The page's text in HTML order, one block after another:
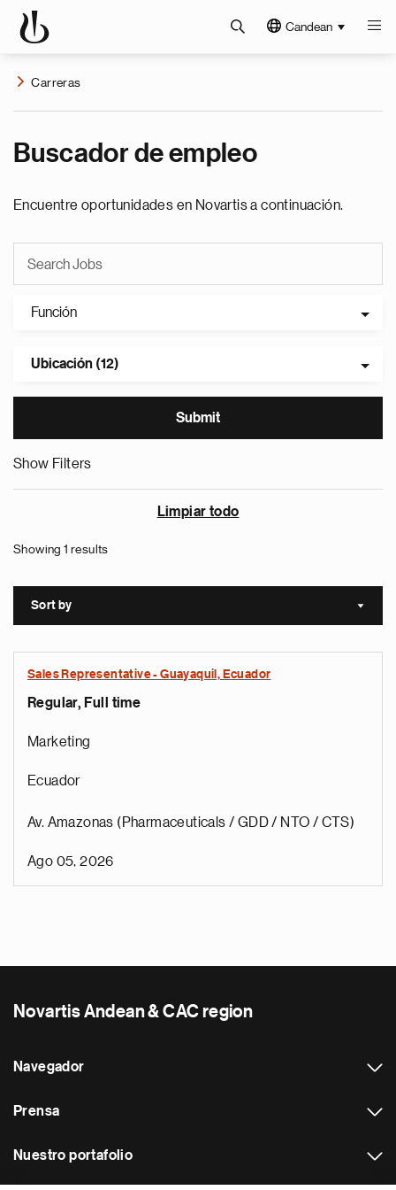
Candean
Carreras
Buscador de empleo
Encuentre oportunidades en Novartis a continuación.
Función
Ubicación (12)
Show Filters
Limpiar todo
Showing 1 results
Sort by Sort
Sales Representative - Guayaquil, Ecuador
Regular, Full time
Marketing
Ecuador
Av. Amazonas (Pharmaceuticals / GDD / NTO / CTS)
Ago 05, 2026
Novartis Andean & CAC region
Navegador
Prensa
Nuestro portafolio